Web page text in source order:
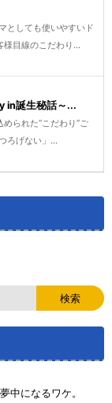
としても使いやすいド
様目線のこだわり...
in誕生秘話～...
られた“こだわり”ご
ろげない」...
中になるワケ。